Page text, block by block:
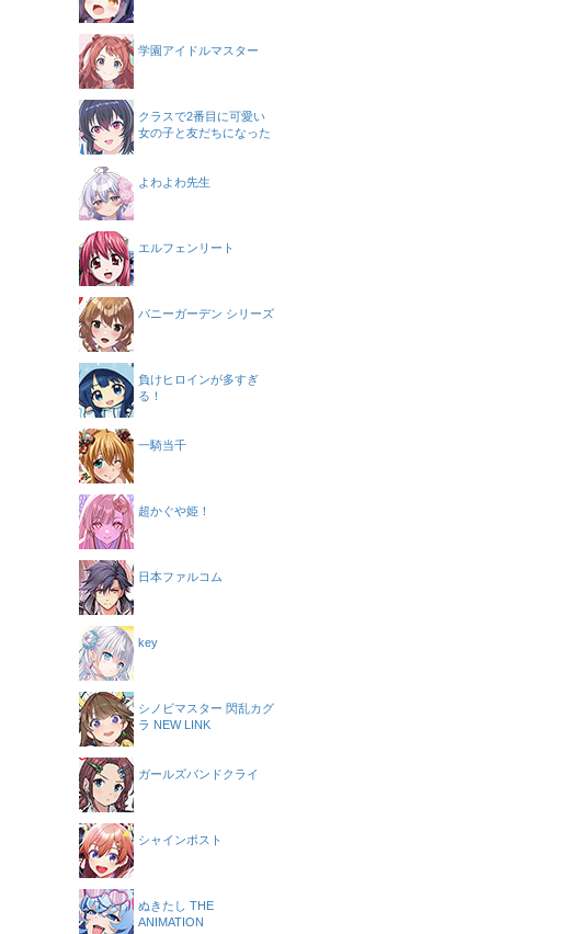
学園アイドルマスター
クラスで2番目に可愛い
女の子と友だちになった
よわよわ先生
エルフェンリート
バニーガーデン シリーズ
負けヒロインが多すぎ
る！
一騎当千
超かぐや姫！
日本ファルコム
key
シノビマスター 閃乱カグ
ラ NEW LINK
ガールズバンドクライ
シャインポスト
ぬきたし THE
ANIMATION